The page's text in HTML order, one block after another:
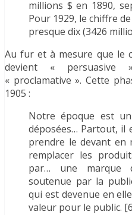
millions $ en 1890,
Pour 1929, le chiffre
presque dix (3426
Au fur et à mesure que le
devient « persuasive
« proclamative ». Cette
1905 :
Notre époque est
déposées… Partout, il
prendre le devant en
remplacer les
par… une marque
soutenue par la
qui est devenue en
valeur pour le public.